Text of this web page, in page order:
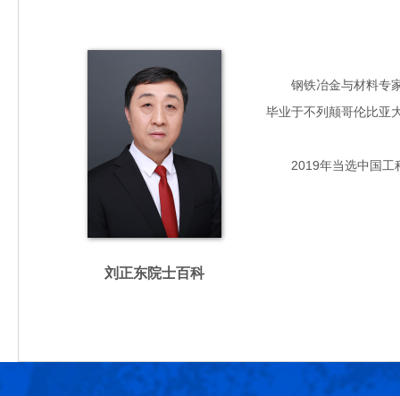
刘正东院士百科
钢铁冶金与材料专家
毕业于不列颠哥伦比亚
2019年当选中国工